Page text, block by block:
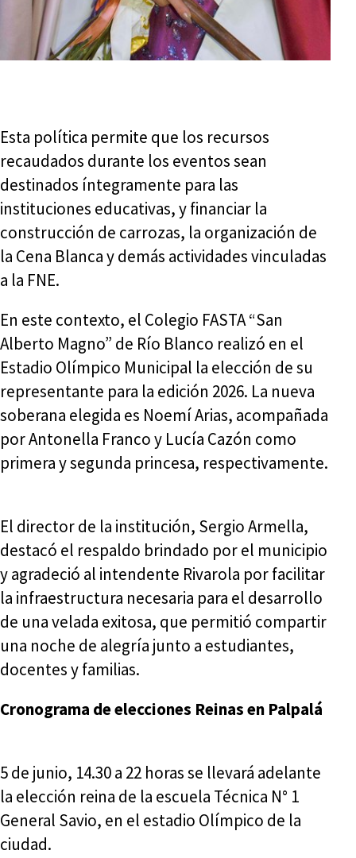
Esta política permite que los recursos
recaudados durante los eventos sean
destinados íntegramente para las
instituciones educativas, y financiar la
construcción de carrozas, la organización de
la Cena Blanca y demás actividades vinculadas
a la FNE.
En este contexto, el Colegio FASTA “San
Alberto Magno” de Río Blanco realizó en el
Estadio Olímpico Municipal la elección de su
representante para la edición 2026. La nueva
soberana elegida es Noemí Arias, acompañada
por Antonella Franco y Lucía Cazón como
primera y segunda princesa, respectivamente.
El director de la institución, Sergio Armella,
destacó el respaldo brindado por el municipio
y agradeció al intendente Rivarola por facilitar
la infraestructura necesaria para el desarrollo
de una velada exitosa, que permitió compartir
una noche de alegría junto a estudiantes,
docentes y familias.
Cronograma de elecciones Reinas en Palpalá
5 de junio, 14.30 a 22 horas se llevará adelante
la elección reina de la escuela Técnica N° 1
General Savio, en el estadio Olímpico de la
ciudad.